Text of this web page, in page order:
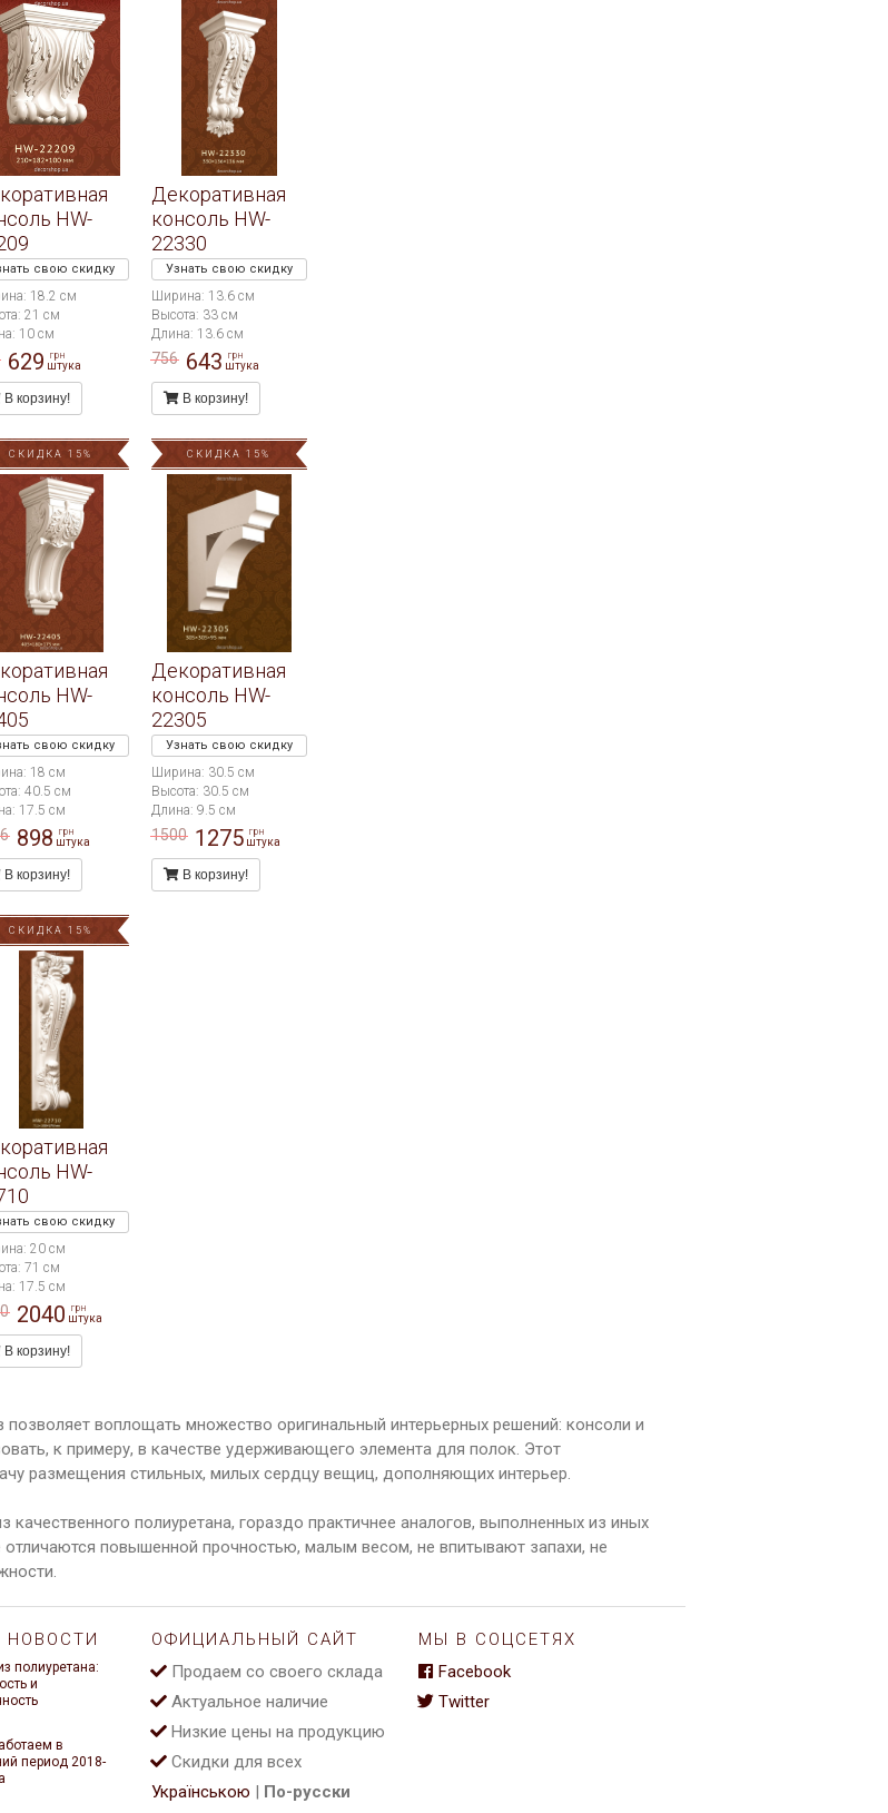
HW-
свою скидку
18.2 см
21 см
10 см
629 грн
штука
В корзину!
Декоративная
консоль HW-
22330
Узнать свою скидку
Ширина: 13.6 см
Высота: 33 см
Длина: 13.6 см
756 643 грн
штука
В корзину!
СКИДКА 15%
HW-
свою скидку
18 см
40.5 см
17.5 см
898 грн
штука
В корзину!
СКИДКА 15%
Декоративная
консоль HW-
22305
Узнать свою скидку
Ширина: 30.5 см
Высота: 30.5 см
Длина: 9.5 см
1500 1275 грн
штука
В корзину!
СКИДКА 15%
HW-
свою скидку
20 см
71 см
17.5 см
2040 грн
штука
В корзину!
воплощать множество оригинальный интерьерных решений: консоли и
к примеру, в качестве удерживающего элемента для полок. Этот
размещения стильных, милых сердцу вещиц, дополняющих интерьер.
полиуретана, гораздо практичнее аналогов, выполненных из иных
повышенной прочностью, малым весом, не впитывают запахи, не
НОВОСТИ
полиуретана:
и
в
период 2018-
ОФИЦИАЛЬНЫЙ САЙТ
Продаем со своего склада
Актуальное наличие
Низкие цены на продукцию
Скидки для всех
Українською | По-русски
МЫ В СОЦСЕТЯХ
Facebook
Twitter